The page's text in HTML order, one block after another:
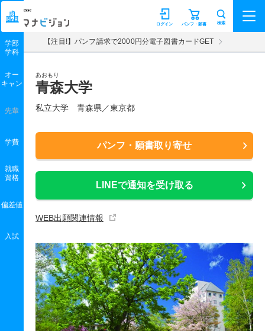
マナビジョン パンフ・願書
ログイン 検索
【注目!】パンフ請求で2000円分電子図書カードGET
あおもり
青森大学
私立大学 青森県／東京都
パンフ・願書取り寄せ
LINEで通知を受け取る
WEB出願関連情報
学部
学科
オー
キャン
先輩
学費
就職
資格
偏差値
入試